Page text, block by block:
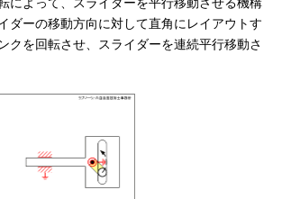
ダーの移動方向に対して直角にレイアウトす
クを回転させ、スライダーを連続平行移動さ